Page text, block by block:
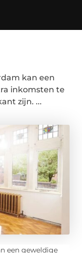
kan een
inkomsten te
zijn. ...
een geweldige